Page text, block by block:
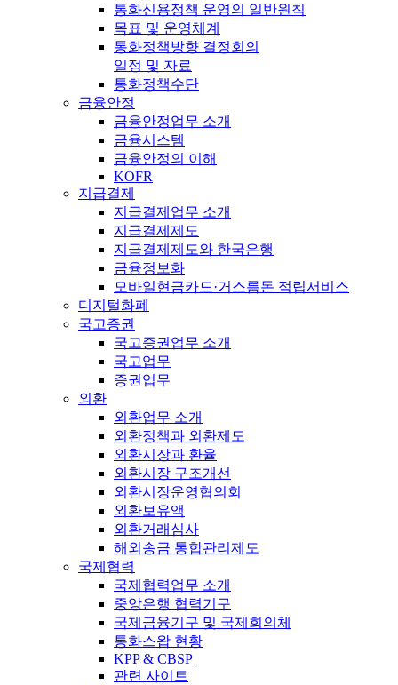
통화신용정책 운영의 일반원칙
목표 및 운영체계
통화정책방향 결정회의
일정 및 자료
통화정책수단
금융안정
금융안정업무 소개
금융시스템
금융안정의 이해
KOFR
지급결제
지급결제업무 소개
지급결제제도
지급결제제도와 한국은행
금융정보화
모바일현금카드·거스름돈 적립서비스
디지털화폐
국고증권
국고증권업무 소개
국고업무
증권업무
외환
외환업무 소개
외환정책과 외환제도
외환시장과 환율
외환시장 구조개선
외환시장운영협의회
외환보유액
외환거래심사
해외송금 통합관리제도
국제협력
국제협력업무 소개
중앙은행 협력기구
국제금융기구 및 국제회의체
통화스왑 현황
KPP & CBSP
관련 사이트